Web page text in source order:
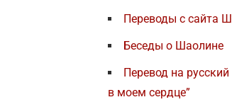
Переводы с сайта
Беседы о Шаолине
Перевод на
в моем сердце”